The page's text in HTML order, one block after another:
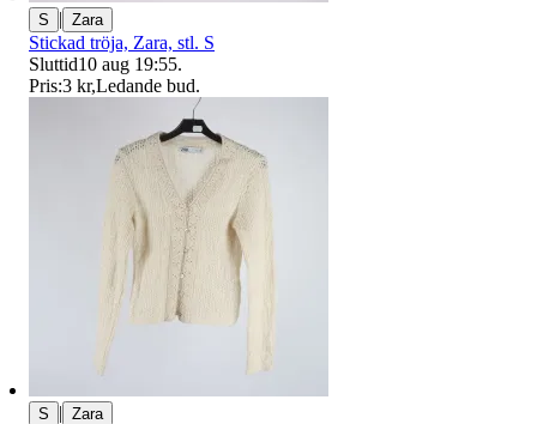
S | Zara
Stickad tröja, Zara, stl. S
Sluttid10 aug 19:55.
Pris:3 kr,Ledande bud.
S | Zara